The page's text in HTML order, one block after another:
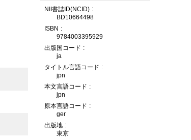
NII書誌ID(NCID)
BD10664498
ISBN
9784003395929
出版国コード
ja
タイトル言語コード
jpn
本文言語コード
jpn
原本言語コード
ger
出版地
東京